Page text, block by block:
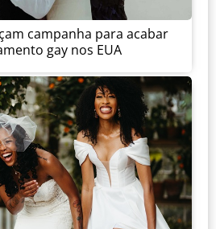
campanha para acabar
gay nos EUA